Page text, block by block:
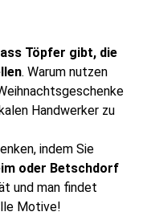
Töpfer gibt, die
. Warum nutzen
Handwerker zu
indem Sie
oder Betschdorf
und man findet
Motive!